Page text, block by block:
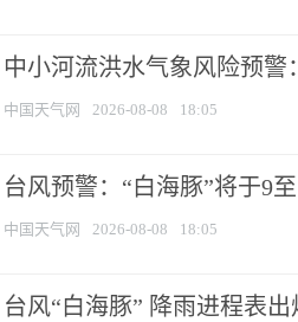
中小河流洪水气象风险预
中国天气网 2026-08-08 18:05
台风预警：“白海豚”将于9
中国天气网 2026-08-08 18:05
台风“白海豚” 降雨进程表